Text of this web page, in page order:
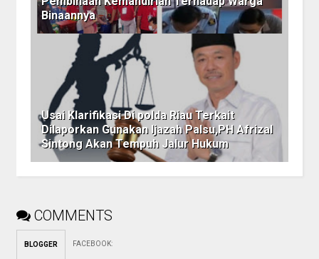
Binaannya
Usai Klarifikasi Di polda Riau Terkait
Dilaporkan Gunakan Ijazah Palsu,PH Afrizal
Sintong Akan Tempuh Jalur Hukum
COMMENTS
BLOGGER FACEBOOK: